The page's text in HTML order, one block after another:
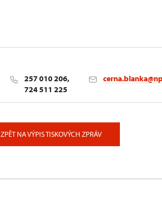
257 010 206,
724 511 225
ZPĚT NA VÝPIS TISKOVÝCH ZPRÁV